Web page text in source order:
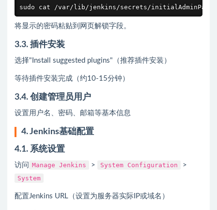
sudo cat /var/lib/jenkins/secrets/
将显示的密码粘贴到网页解锁字段。
3.3. 插件安装
选择"Install suggested plugins"（推荐插件安装）
等待插件安装完成（约10-15分钟）
3.4. 创建管理员用户
设置用户名、密码、邮箱等基本信息
4. Jenkins基础配置
4.1. 系统设置
访问 Manage Jenkins > System Configuration
>
System
配置Jenkins URL（设置为服务器实际IP或域名）